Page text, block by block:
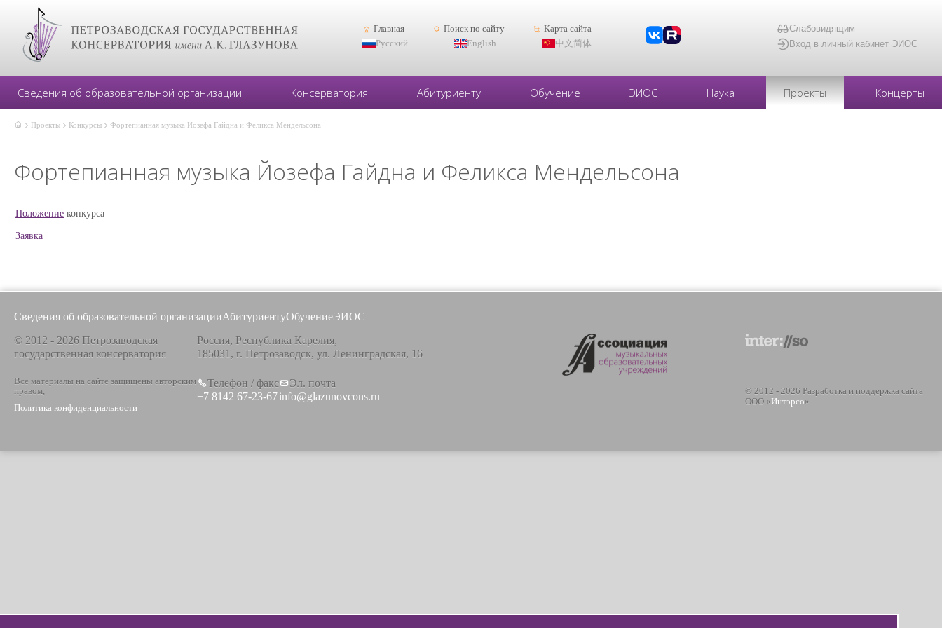
Главная Поиск по сайту
Карта сайта
Русский
English 中文简体
Слабовидящим
Вход в личный кабинет ЭИОС
Сведения об образовательной организации Консерватория Абитуриенту Обучение ЭИОС Наука Проекты Концерты
Проекты Конкурсы Фортепианная музыка Йозефа Гайдна и Феликса Мендельсона
Фортепианная музыка Йозефа Гайдна и Феликса Мендельсона
Положение конкурса
Заявка
Сведения об образовательной организацииАбитуриентуОбучениеЭИОС
© 2012 - 2026 Петрозаводская
государственная консерватория
Все материалы на сайте защищены авторским
правом,
Политика конфиденциальности
Россия, Республика Карелия,
185031, г. Петрозаводск, ул. Ленинградская, 16
Телефон / факс
+7 8142 67-23-67
Эл. почта
info@glazunovcons.ru
© 2012 - 2026 Разработка и поддержка сайта
ООО « Интэрсо»